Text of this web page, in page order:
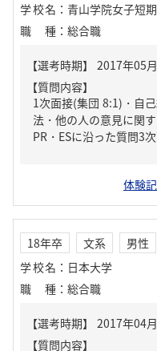
学校名 ： 青山学院女子短
職種 ： 総合職
【質問内容】
1次面接(集団 8:1)・自
法・他の人の意見に関
PR・ESに沿った質問3
体験
18年卒 文系
男性
学校名 ： 日本大学
職種 ： 総合職
【質問内容】